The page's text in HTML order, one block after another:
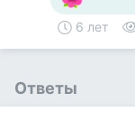
6 лет
Ответы